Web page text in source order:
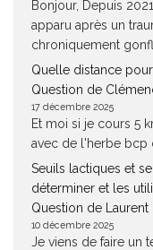
Bonjour, Depuis
apparu après un
chroniquement
Quelle distance
Question de
17 décembre 2025
Et moi si je cours 5
avec de l'herbe bcp
Seuils lactiques et
déterminer et les
Question de Laurent
10 décembre 2025
Je viens de faire un